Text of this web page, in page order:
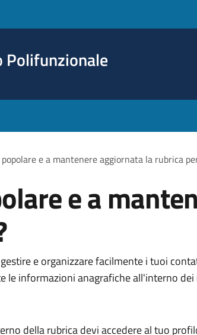
Polifunzionale
popolare e a mantenere aggiornata la rubrica
e a
e organizzare facilmente i tuoi
le informazioni anagrafiche all'interno
della rubrica devi accedere al tuo